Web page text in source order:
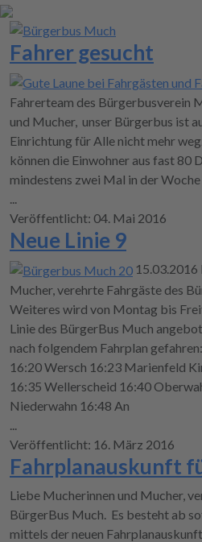
Fahrer gesucht
Fahrerteam des Bürgerbusverein
und Mucher, unser Bürgerbus ist
Einrichtung für Alle nicht mehr
können die Einwohner aus fast 80
mindestens zwei Mal in der
...
Veröffentlicht: 04. Mai 2016
Neue Linie 9
15.03.2016
Mucher, verehrte Fahrgäste des
Weiteres wird von Montag bis
Linie des BürgerBus Much
nach folgendem Fahrplan
16:20 Wersch 16:23 Marienfeld
16:35 Wellerscheid 16:40
Niederwahn 16:48 An
...
Veröffentlicht: 16. März 2016
Fahrplanauskunft
Liebe Mucherinnen und Mucher,
BürgerBus Much. Es besteht ab
mittels der neuen